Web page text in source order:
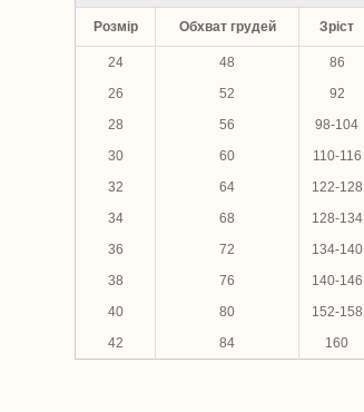
Розмір Обхват грудей Зріст
24 48 86
26
52 92
28
56 98-104
30
60 110-116
32
64 122-128
34
68 128-134
36
72 134-140
38
76 140-146
40
80 152-158
42
84 160